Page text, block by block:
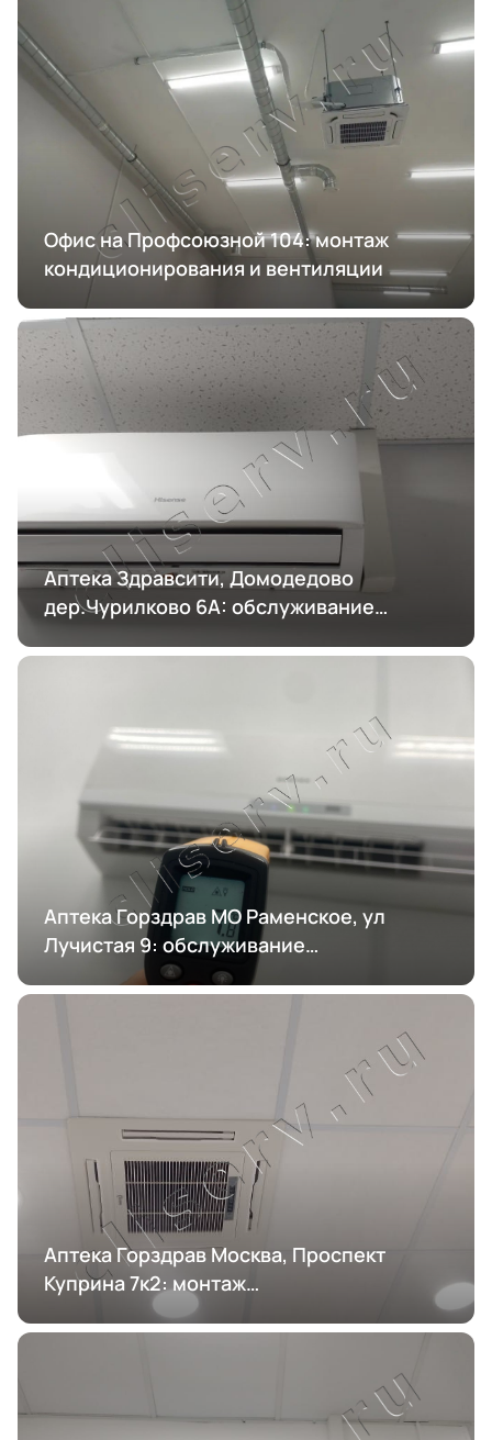
Офис на Профсоюзной 104: монтаж
кондиционирования и вентиляции
Аптека Здравсити, Домодедово
дер.Чурилково 6А: обслуживание
Аптека Горздрав МО Раменское, ул
Лучистая 9: обслуживание
кондиционирования
Аптека Горздрав Москва, Проспект
Куприна 7к2: монтаж
кондиционирования